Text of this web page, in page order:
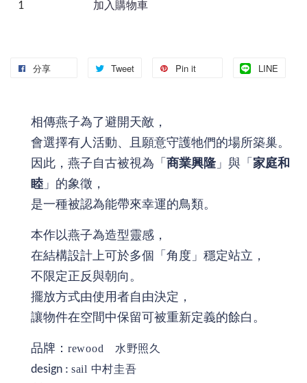
加入購物車
分享 Tweet Pin it LINE
相傳燕子為了避開天敵，
會選擇有人活動、且願意守護牠們的場所築巢。
因此，燕子自古被視為「 商業興隆 」與「 家庭和
睦」的象徵，
是一種被認為能帶來幸運的鳥類。
本作以燕子為造型靈感，
在結構設計上可於多個「角度」穩定站立，
不限定正反與朝向。
擺放方式由使用者自由決定，
讓物件在空間中保留可被重新定義的餘白。
品牌： rewood 水野照久
design : sail 中村圭吾